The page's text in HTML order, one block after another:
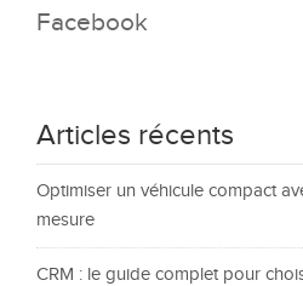
Facebook
Articles récents
Optimiser un véhicule compact
mesure
CRM : le guide complet pour